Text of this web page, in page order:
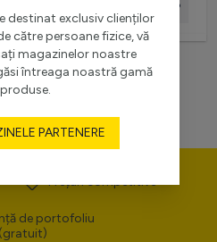
destinat exclusiv clienților
către persoane fizice, vă
magazinelor noastre
întreaga noastră gamă
PARTENERE
Prețuri competitive
de portofoliu